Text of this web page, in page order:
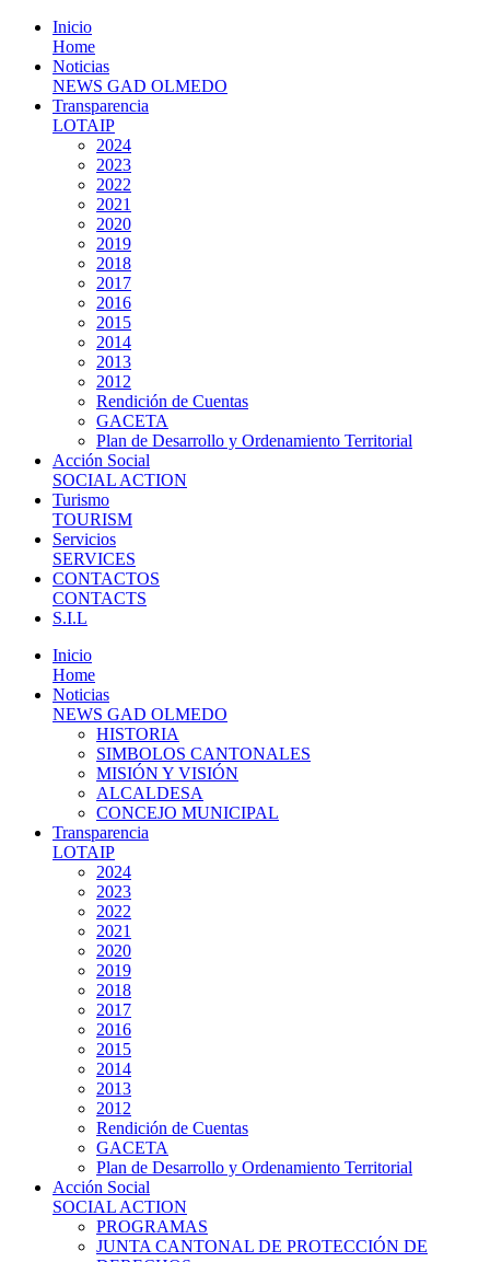
Inicio
Home
Noticias
NEWS GAD OLMEDO
Transparencia
LOTAIP
2024
2023
2022
2021
2020
2019
2018
2017
2016
2015
2014
2013
2012
Rendición de Cuentas
GACETA
Plan de Desarrollo y Ordenamiento Territorial
Acción Social
SOCIAL ACTION
Turismo
TOURISM
Servicios
SERVICES
CONTACTOS
CONTACTS
S.I.L
Inicio
Home
Noticias
NEWS GAD OLMEDO
HISTORIA
SIMBOLOS CANTONALES
MISIÓN Y VISIÓN
ALCALDESA
CONCEJO MUNICIPAL
Transparencia
LOTAIP
2024
2023
2022
2021
2020
2019
2018
2017
2016
2015
2014
2013
2012
Rendición de Cuentas
GACETA
Plan de Desarrollo y Ordenamiento Territorial
Acción Social
SOCIAL ACTION
PROGRAMAS
JUNTA CANTONAL DE PROTECCIÓN DE